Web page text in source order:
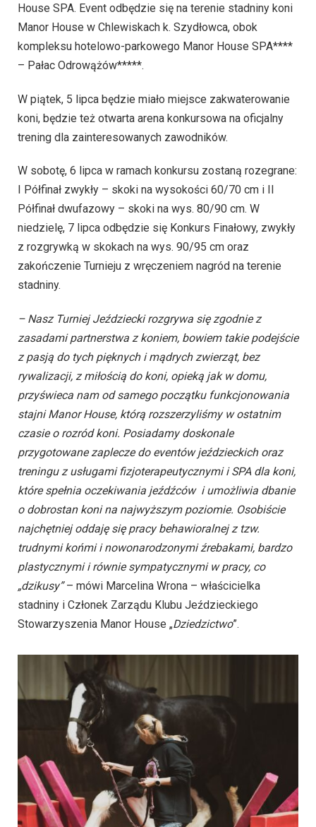
House SPA. Event odbędzie się na terenie stadniny koni
Manor House w Chlewiskach k. Szydłowca, obok
kompleksu hotelowo-parkowego Manor House SPA****
– Pałac Odrowążów*****.
W piątek, 5 lipca będzie miało miejsce zakwaterowanie
koni, będzie też otwarta arena konkursowa na oficjalny
trening dla zainteresowanych zawodników.
W sobotę, 6 lipca w ramach konkursu zostaną rozegrane:
I Półfinał zwykły – skoki na wysokości 60/70 cm i II
Półfinał dwufazowy – skoki na wys. 80/90 cm. W
niedzielę, 7 lipca odbędzie się Konkurs Finałowy, zwykły
z rozgrywką w skokach na wys. 90/95 cm oraz
zakończenie Turnieju z wręczeniem nagród na terenie
stadniny.
– Nasz Turniej Jeździecki rozgrywa się zgodnie z
zasadami partnerstwa z koniem, bowiem takie podejście
z pasją do tych pięknych i mądrych zwierząt, bez
rywalizacji, z miłością do koni, opieką jak w domu,
przyświeca nam od samego początku funkcjonowania
stajni Manor House, którą rozszerzyliśmy w ostatnim
czasie o rozród koni. Posiadamy doskonale
przygotowane zaplecze do eventów jeździeckich oraz
treningu z usługami fizjoterapeutycznymi i SPA dla koni,
które spełnia oczekiwania jeźdźców i umożliwia dbanie
o dobrostan koni na najwyższym poziomie. Osobiście
najchętniej oddaję się pracy behawioralnej z tzw.
trudnymi końmi i nowonarodzonymi źrebakami, bardzo
plastycznymi i równie sympatycznymi w pracy, co
„dzikusy”– mówi Marcelina Wrona – właścicielka
stadniny i Członek Zarządu Klubu Jeździeckiego
Stowarzyszenia Manor House „Dziedzictwo”.